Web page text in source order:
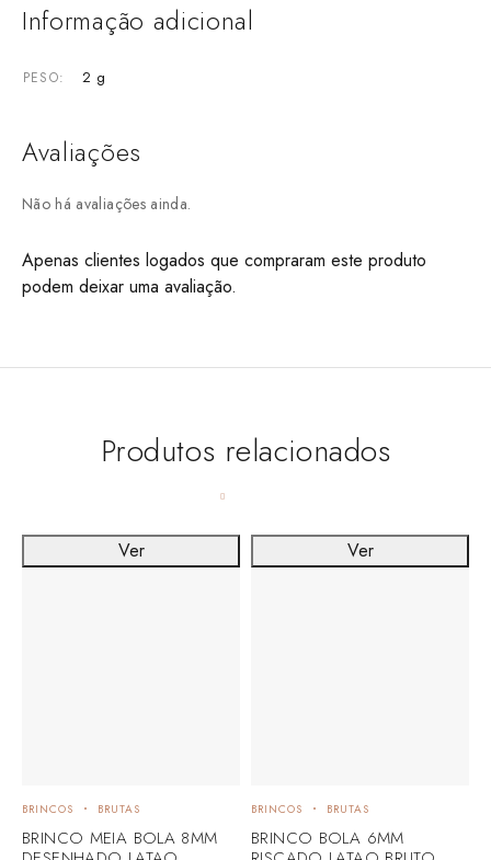
Informação adicional
PESO 2 g
Avaliações
Não há avaliações ainda.
Apenas clientes logados que compraram este produto
podem deixar uma avaliação.
Produtos relacionados
BRINCOS BRUTAS
BRINCO MEIA BOLA 8MM
Ver
BRINCOS BRUTAS
BRINCO BOLA 6MM
Ver